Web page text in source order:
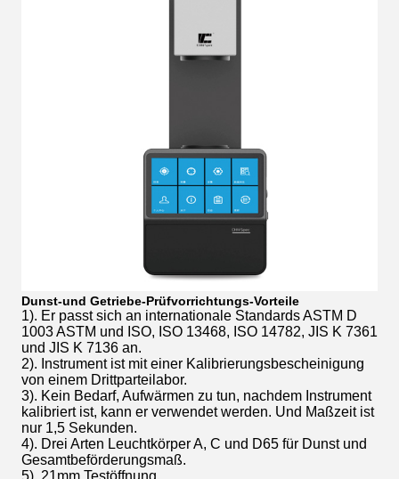
Dunst-und Getriebe-Prüfvorrichtungs-Vorteile
1). Er passt sich an internationale Standards ASTM D
1003 ASTM und ISO, ISO 13468, ISO 14782, JIS K 7361
und JIS K 7136 an.
2). Instrument ist mit einer Kalibrierungsbescheinigung
von einem Drittparteilabor.
3). Kein Bedarf, Aufwärmen zu tun, nachdem Instrument
kalibriert ist, kann er verwendet werden. Und Maßzeit ist
nur 1,5 Sekunden.
4). Drei Arten Leuchtkörper A, C und D65 für Dunst und
Gesamtbeförderungsmaß.
5). 21mm Testöffnung.